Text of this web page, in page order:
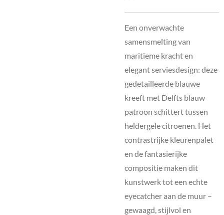
Een onverwachte
samensmelting van
maritieme kracht en
elegant serviesdesign: deze
gedetailleerde blauwe
kreeft met Delfts blauw
patroon schittert tussen
heldergele citroenen. Het
contrastrijke kleurenpalet
en de fantasierijke
compositie maken dit
kunstwerk tot een echte
eyecatcher aan de muur –
gewaagd, stijlvol en